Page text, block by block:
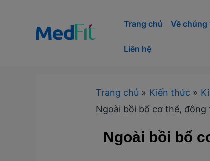
Trang chủ Về chúng
Liên hệ
Trang chủ Kiến thức
Ngoài bồi bổ cơ thể, đông
Ngoài bồi bổ